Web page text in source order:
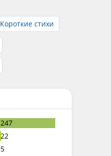
Короткие стихи
247
22
5